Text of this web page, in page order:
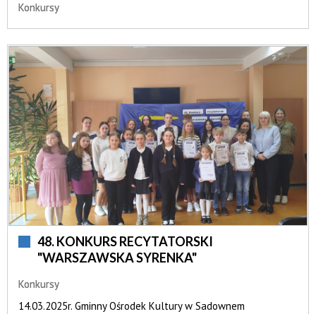
Konkursy
48. KONKURS RECYTATORSKI
"WARSZAWSKA SYRENKA"
Konkursy
14.03.2025r. Gminny Ośrodek Kultury w Sadownem